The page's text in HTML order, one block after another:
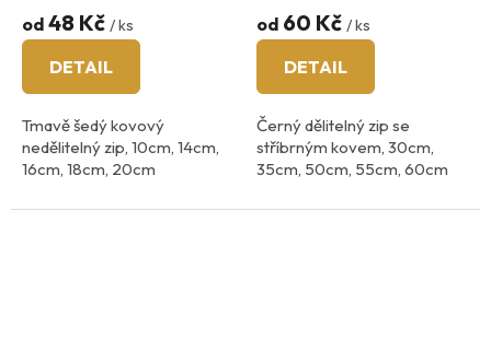
od 48 Kč / ks
DETAIL
Tmavě šedý kovový
nedělitelný zip, 10cm, 14cm,
16cm, 18cm, 20cm
šíři zoubků 3mm
od 60 Kč / ks
DETAIL
Černý dělitelný zip se
stříbrným kovem, 30cm,
35cm, 50cm, 55cm, 60cm
zoubky 5mm